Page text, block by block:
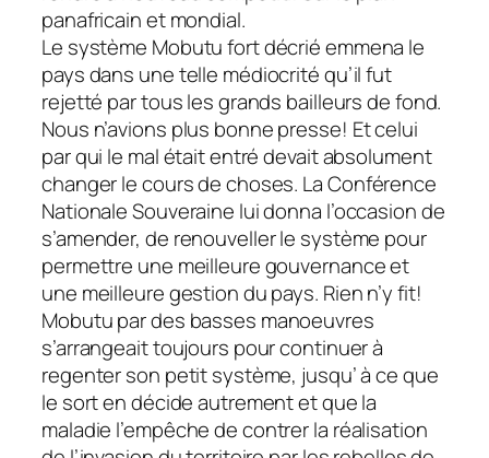
panafricain et mondial.
Le système Mobutu fort décrié emmena le
pays dans une telle médiocrité qu’il fut
rejetté par tous les grands bailleurs de fond.
Nous n’avions plus bonne presse! Et celui
par qui le mal était entré devait absolument
changer le cours de choses. La Conférence
Nationale Souveraine lui donna l’occasion de
s’amender, de renouveller le système pour
permettre une meilleure gouvernance et
une meilleure gestion du pays. Rien n’y fit!
Mobutu par des basses manoeuvres
s’arrangeait toujours pour continuer à
regenter son petit système, jusqu’ à ce que
le sort en décide autrement et que la
maladie l’empêche de contrer la réalisation